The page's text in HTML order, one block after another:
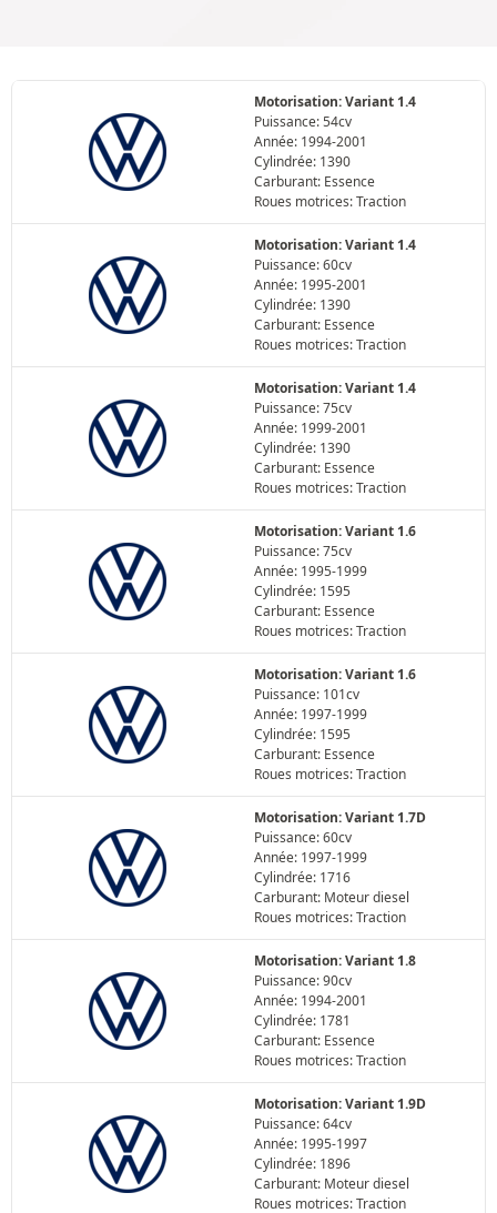
Motorisation: Variant 1.4
Puissance: 54cv
Année: 1994-2001
Cylindrée: 1390
Carburant: Essence
Roues motrices: Traction
Motorisation: Variant 1.4
Puissance: 60cv
Année: 1995-2001
Cylindrée: 1390
Carburant: Essence
Roues motrices: Traction
Motorisation: Variant 1.4
Puissance: 75cv
Année: 1999-2001
Cylindrée: 1390
Carburant: Essence
Roues motrices: Traction
Motorisation: Variant 1.6
Puissance: 75cv
Année: 1995-1999
Cylindrée: 1595
Carburant: Essence
Roues motrices: Traction
Motorisation: Variant 1.6
Puissance: 101cv
Année: 1997-1999
Cylindrée: 1595
Carburant: Essence
Roues motrices: Traction
Motorisation: Variant 1.7D
Puissance: 60cv
Année: 1997-1999
Cylindrée: 1716
Carburant: Moteur diesel
Roues motrices: Traction
Motorisation: Variant 1.8
Puissance: 90cv
Année: 1994-2001
Cylindrée: 1781
Carburant: Essence
Roues motrices: Traction
Motorisation: Variant 1.9D
Puissance: 64cv
Année: 1995-1997
Cylindrée: 1896
Carburant: Moteur diesel
Roues motrices: Traction